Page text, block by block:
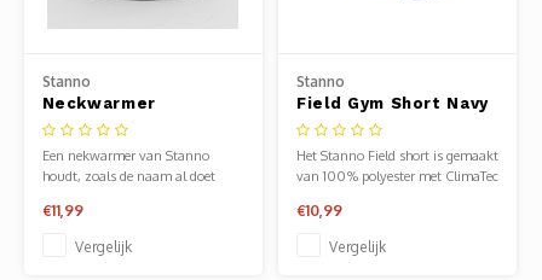
Stanno
Neckwarmer
Een nekwarmer van Stanno
houdt, zoals de naam al doet
momenten dat dit nodig is.
€11,99
Vergelijk
Stanno
Field Gym Short Navy
Het Stanno Field short is gemaakt
van 100% polyester met ClimaTec
€10,99
Vergelijk